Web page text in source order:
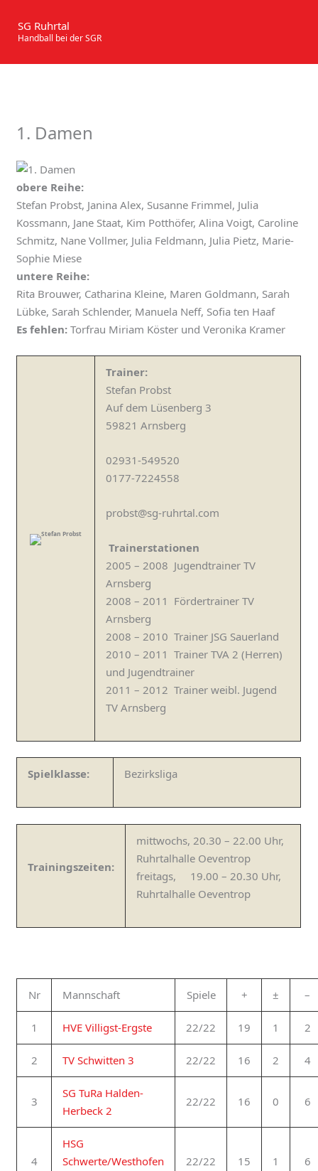
Inhalt
springen
SG Ruhrtal
Handball bei der SGR
1. Damen
obere Reihe:
Stefan Probst, Janina Alex, Susanne Frimmel, Julia
Kossmann, Jane Staat, Kim Potthöfer, Alina Voigt, Caroline
Schmitz, Nane Vollmer, Julia Feldmann, Julia Pietz, Marie-
Sophie Miese
untere Reihe:
Rita Brouwer, Catharina Kleine, Maren Goldmann, Sarah
Lübke, Sarah Schlender, Manuela Neff, Sofia ten Haaf
Es fehlen: Torfrau Miriam Köster und Veronika Kramer
Trainer:
Stefan Probst
Auf dem Lüsenberg 3
59821 Arnsberg
02931-549520
0177-7224558
probst@sg-ruhrtal.com
Trainerstationen
2005 – 2008 Jugendtrainer TV
Arnsberg
2008 – 2011 Fördertrainer TV
Arnsberg
2008 – 2010 Trainer JSG Sauerland
2010 – 2011 Trainer TVA 2 (Herren)
und Jugendtrainer
2011 – 2012 Trainer weibl. Jugend
TV Arnsberg
Spielklasse: Bezirksliga
Trainingszeiten:
mittwochs, 20.30 – 22.00 Uhr,
Ruhrtalhalle Oeventrop
freitags, 19.00 – 20.30 Uhr,
Ruhrtalhalle Oeventrop
Nr Mannschaft Spiele + ± –
1 HVE Villigst-Ergste 22/22 19 1 2
2 TV Schwitten 3 22/22 16 2 4
3
SG TuRa Halden-
Herbeck 2
22/22 16 0 6
4
HSG
Schwerte/Westhofen
22/22 15 1 6